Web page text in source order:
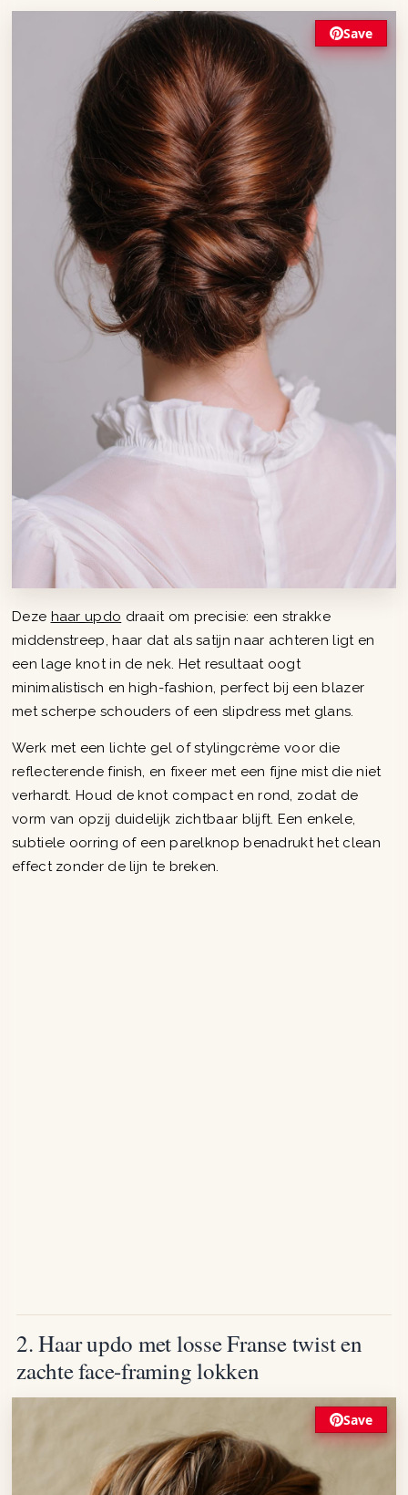
Save
Deze haar updo draait om precisie: een strakke
middenstreep, haar dat als satijn naar achteren ligt en
een lage knot in de nek. Het resultaat oogt
minimalistisch en high-fashion, perfect bij een blazer
met scherpe schouders of een slipdress met glans.
Werk met een lichte gel of stylingcrème voor die
reflecterende finish, en fixeer met een fijne mist die niet
verhardt. Houd de knot compact en rond, zodat de
vorm van opzij duidelijk zichtbaar blijft. Een enkele,
subtiele oorring of een parelknop benadrukt het clean
effect zonder de lijn te breken.
2. Haar updo met losse Franse twist en
zachte face-framing lokken
Save